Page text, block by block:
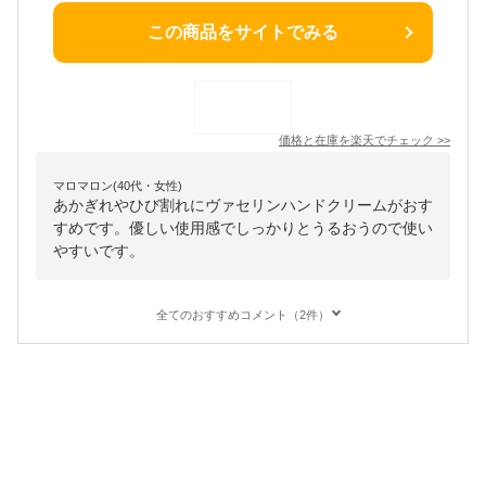
この商品をサイトでみる
価格と在庫を楽天でチェック >>
マロマロン(40代・女性)
あかぎれやひび割れにヴァセリンハンドクリームがおす
すめです。優しい使用感でしっかりとうるおうので使い
やすいです。
全てのおすすめコメント（2件）